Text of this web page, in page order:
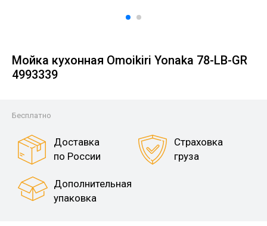
Мойка кухонная Omoikiri Yonaka 78-LB-GR
4993339
Бесплатно
Доставка
по России
Страховка
груза
Дополнительная
упаковка